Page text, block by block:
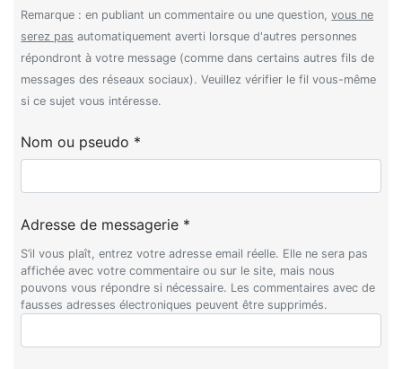
Remarque : en publiant un commentaire ou une question,vous ne
serez pas automatiquement averti lorsque d'autres personnes
répondront à votre message (comme dans certains autres fils de
messages des réseaux sociaux). Veuillez vérifier le fil vous-même
si ce sujet vous intéresse.
Nom ou pseudo *
Adresse de messagerie *
S’il vous plaît, entrez votre adresse email réelle. Elle ne sera pas
affichée avec votre commentaire ou sur le site, mais nous
pouvons vous répondre si nécessaire. Les commentaires avec de
fausses adresses électroniques peuvent être supprimés.